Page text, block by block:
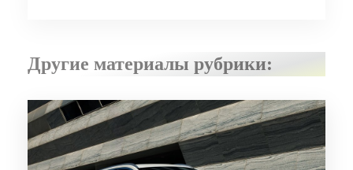
Другие материалы рубрики: